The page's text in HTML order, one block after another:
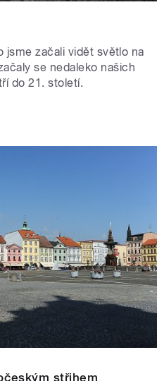
jsme začali vidět světlo na
se nedaleko našich
do 21. století.
střihem